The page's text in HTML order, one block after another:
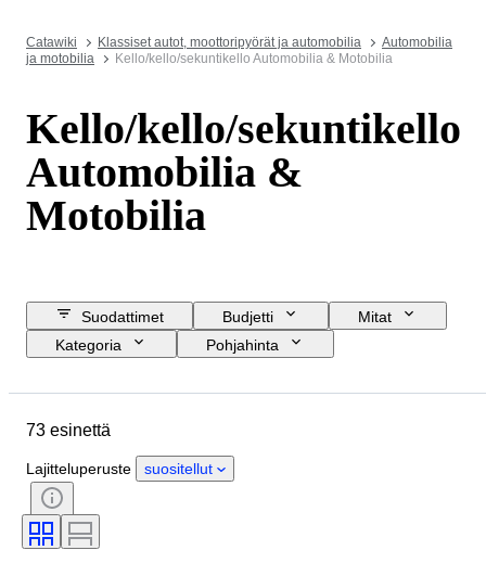
Catawiki Klassiset autot, moottoripyörät ja automobilia
Automobilia
ja motobilia
Kello/kello/sekuntikello Automobilia & Motobilia
Kello/kello/sekuntikello
Automobilia &
Motobilia
Suodattimet Budjetti
Mitat
Kategoria
Pohjahinta
Materiaali
Väri
Rannekellon liike
Kellon rannekkeen materiaali
Rannekkeen leveys
73 esinettä
Lajitteluperuste suositellut